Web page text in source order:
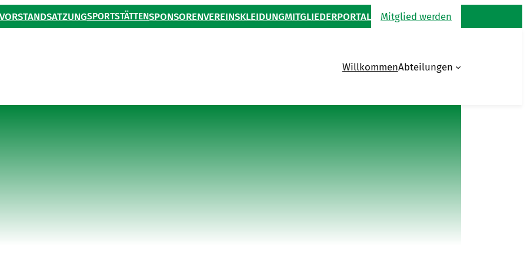
VORSTANDSATZUNGSPORTSTÄTTENSPONSORENVEREINSKLEIDUNGMITGLIEDERPORTAL Mitglied werden
WillkommenAbteilungen